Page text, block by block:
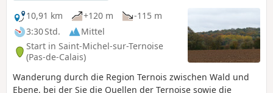
10,91 km
+120 m
-115 m
3:30 Std.
Mittel
Start in Saint-Michel-sur-Ternoise
(Pas-de-Calais)
Wanderung durch die Region Ternois zwischen Wald und
Ebene, bei der Sie die Quellen der Ternoise sowie die